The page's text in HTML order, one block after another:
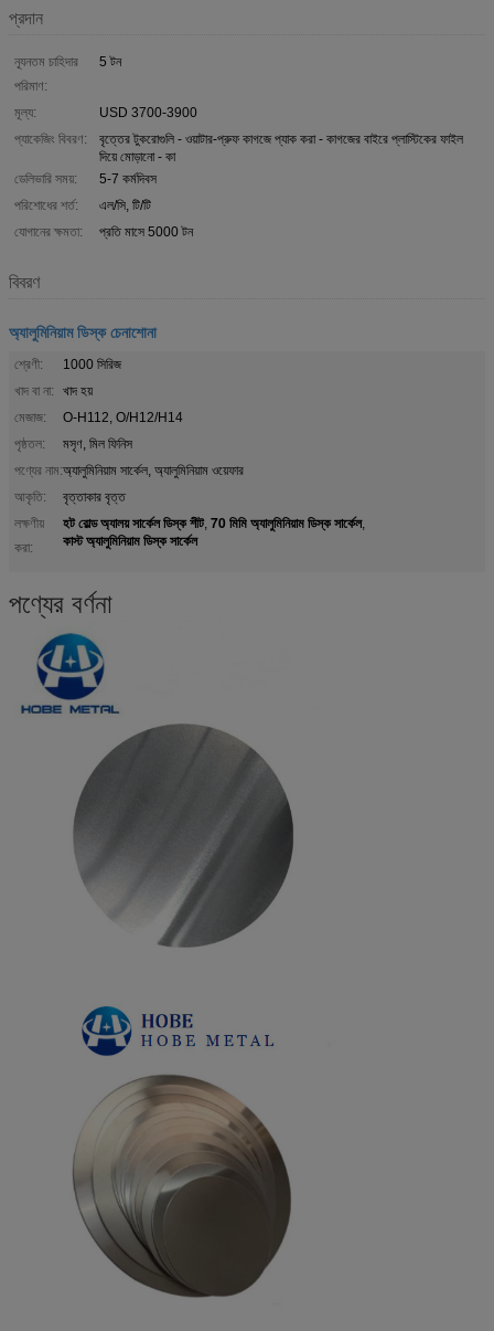
প্রদান
ন্যূনতম চাহিদার
পরিমাণ:
5 টন
মূল্য:
USD 3700-3900
প্যাকেজিং বিবরণ:
বৃত্তের টুকরোগুলি - ওয়াটার-প্রুফ কাগজে প্যাক করা - কাগজের বাইরে প্লাস্টিকের ফাইল
দিয়ে মোড়ানো - কা
ডেলিভারি সময়:
5-7 কর্মদিবস
পরিশোধের শর্ত:
এল/সি, টি/টি
যোগানের ক্ষমতা:
প্রতি মাসে 5000 টন
বিবরণ
অ্যালুমিনিয়াম ডিস্ক চেনাশোনা
শ্রেণী:
1000 সিরিজ
খাদ বা না:
খাদ হয়
মেজাজ:
O-H112, O/H12/H14
পৃষ্ঠতল:
মসৃণ, মিল ফিনিস
পণ্যের নাম:অ্যালুমিনিয়াম সার্কেল, অ্যালুমিনিয়াম ওয়েফার
আকৃতি:
বৃত্তাকার বৃত্ত
লক্ষণীয়
করা:
হট রোল্ড অ্যালয় সার্কেল ডিস্ক শীট, 70 মিমি অ্যালুমিনিয়াম ডিস্ক সার্কেল,
কাস্ট অ্যালুমিনিয়াম ডিস্ক সার্কেল
পণ্যের বর্ণনা